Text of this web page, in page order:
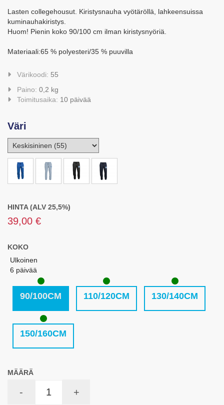
Lasten collegehousut. Kiristysnauha vyötäröllä, lahkeensuissa
kuminauhakiristys.
Huom! Pienin koko 90/100 cm ilman kiristysnyöriä.
Materiaali:65 % polyesteri/35 % puuvilla
Värikoodi: 55
Paino: 0,2 kg
Toimitusaika: 10 päivää
Väri
HINTA (ALV 25,5%)
39,00 €
KOKO
Ulkoinen
6 päivää
90/100CM 110/120CM 130/140CM
150/160CM
MÄÄRÄ
- +